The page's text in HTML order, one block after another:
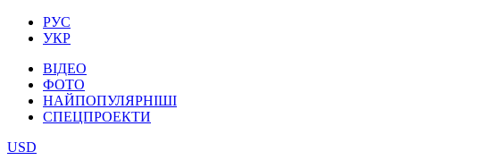
РУС
УКР
ВІДЕО
ФОТО
НАЙПОПУЛЯРНІШІ
СПЕЦПРОЕКТИ
USD